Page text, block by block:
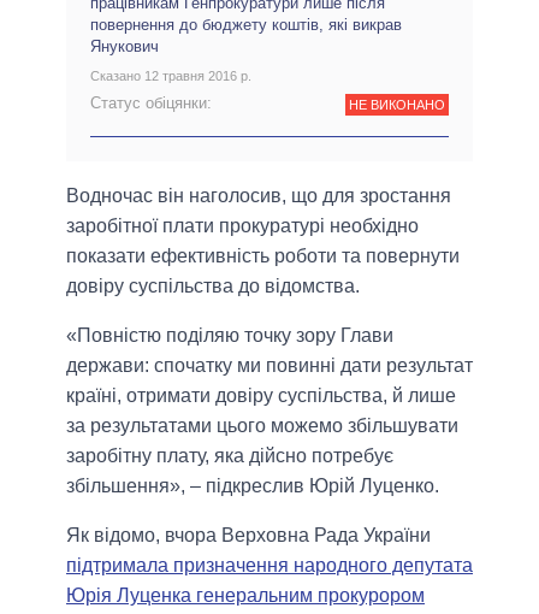
повернення до бюджету коштів, які викрав
Янукович
Сказано 12 травня 2016 р.
Статус обіцянки: НЕ ВИКОНАНО
Водночас він наголосив, що для зростання
заробітної плати прокуратурі необхідно
показати ефективність роботи та повернути
довіру суспільства до відомства.
«Повністю поділяю точку зору Глави
держави: спочатку ми повинні дати результат
країні, отримати довіру суспільства, й лише
за результатами цього можемо збільшувати
заробітну плату, яка дійсно потребує
збільшення», – підкреслив Юрій Луценко.
Як відомо, вчора Верховна Рада України
підтримала призначення народного депутата
Юрія Луценка генеральним прокурором